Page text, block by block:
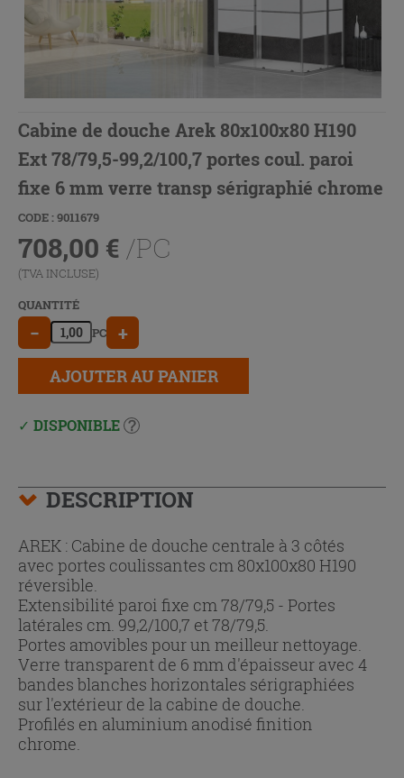
Cabine de douche Arek 80x100x80 H190
Ext 78/79,5-99,2/100,7 portes coul. paroi
fixe 6 mm verre transp sérigraphié chrome
CODE : 9011679
708,00 € /PC
(TVA INCLUSE)
QUANTITÉ
− PC +
AJOUTER AU PANIER
DISPONIBLE
DESCRIPTION
AREK : Cabine de douche centrale à 3 côtés
avec portes coulissantes cm 80x100x80 H190
réversible.
Extensibilité paroi fixe cm 78/79,5 - Portes
latérales cm. 99,2/100,7 et 78/79,5.
Portes amovibles pour un meilleur nettoyage.
Verre transparent de 6 mm d'épaisseur avec 4
bandes blanches horizontales sérigraphiées
sur l'extérieur de la cabine de douche.
Profilés en aluminium anodisé finition
chrome.